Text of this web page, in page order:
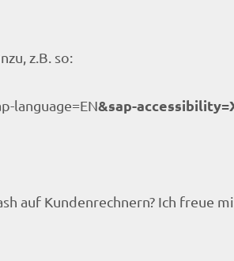
z.B. so:
language=EN&sap-
auf Kundenrechnern? Ich freue